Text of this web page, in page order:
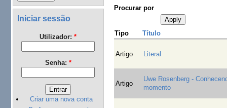
Iniciar sessão
Utilizador: *
Senha: *
Criar uma nova conta
Procurar por
Tipo Título
Artigo Literal
Artigo
Uwe Rosenberg -
momento